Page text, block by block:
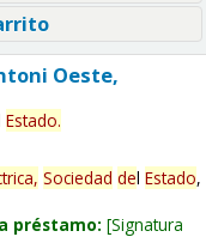
Oeste,
Estado.
Sociedad del Estado,
préstamo: Signatura